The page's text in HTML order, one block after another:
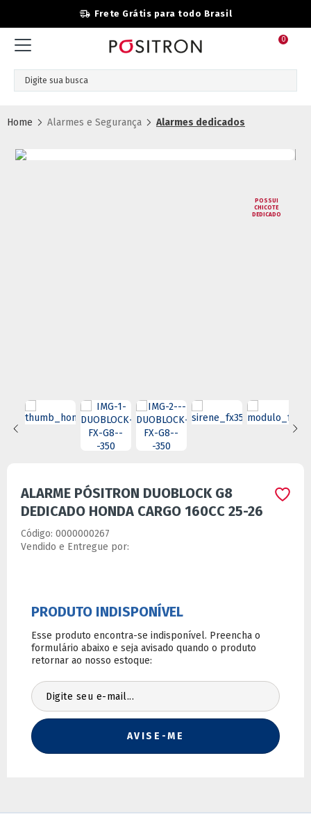
Parcelamento 3x SEM
0
Alarmes e Segurança Alarmes dedicados
POSSUI
CHICOTE
DEDICADO
ALARME PÓSITRON DUOBLOCK G8
DEDICADO HONDA CARGO 160CC 25-26
Código: 0000000267
Vendido e Entregue por:
- + Comprar
Calcule o frete:
Não sei meu CEP